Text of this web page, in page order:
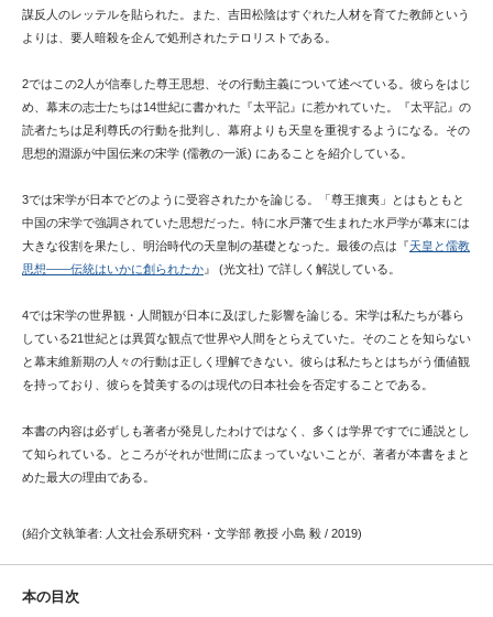
謀反人のレッテルを貼られた。また、吉田松陰はすぐれた人材を育てた教師という
よりは、要人暗殺を企んで処刑されたテロリストである。
2ではこの2人が信奉した尊王思想、その行動主義について述べている。彼らをはじ
め、幕末の志士たちは14世紀に書かれた『太平記』に惹かれていた。『太平記』の
読者たちは足利尊氏の行動を批判し、幕府よりも天皇を重視するようになる。その
思想的淵源が中国伝来の宋学 (儒教の一派) にあることを紹介している。
3では宋学が日本でどのように受容されたかを論じる。「尊王攘夷」とはもともと
中国の宋学で強調されていた思想だった。特に水戸藩で生まれた水戸学が幕末には
大きな役割を果たし、明治時代の天皇制の基礎となった。最後の点は『天皇と儒教
思想――伝統はいかに創られたか 』 (光文社) で詳しく解説している。
4では宋学の世界観・人間観が日本に及ぼした影響を論じる。宋学は私たちが暮ら
している21世紀とは異質な観点で世界や人間をとらえていた。そのことを知らない
と幕末維新期の人々の行動は正しく理解できない。彼らは私たちとはちがう価値観
を持っており、彼らを賛美するのは現代の日本社会を否定することである。
本書の内容は必ずしも著者が発見したわけではなく、多くは学界ですでに通説とし
て知られている。ところがそれが世間に広まっていないことが、著者が本書をまと
めた最大の理由である。
(紹介文執筆者: 人文社会系研究科・文学部 教授 小島 毅 / 2019)
本の目次